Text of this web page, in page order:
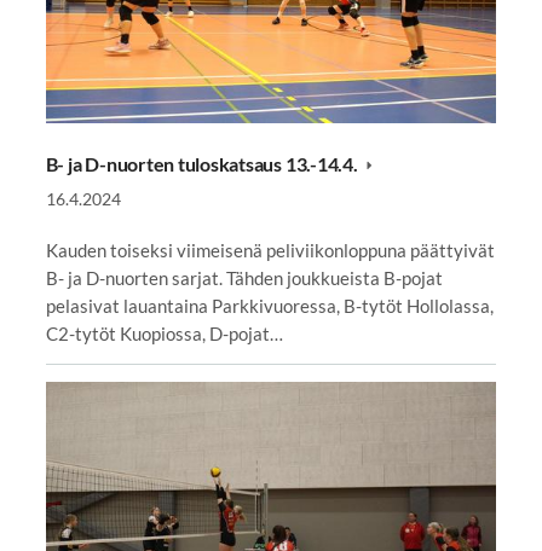
B- ja D-nuorten tuloskatsaus 13.-14.4.
16.4.2024
Kauden toiseksi viimeisenä peliviikonloppuna päättyivät
B- ja D-nuorten sarjat. Tähden joukkueista B-pojat
pelasivat lauantaina Parkkivuoressa, B-tytöt Hollolassa,
C2-tytöt Kuopiossa, D-pojat…